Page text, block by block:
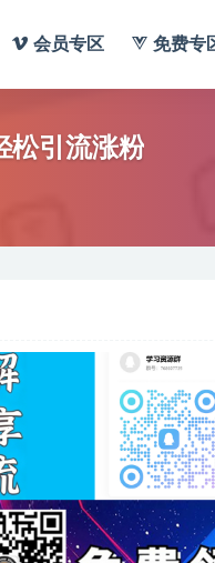
会员专区 免费专
松引流涨粉